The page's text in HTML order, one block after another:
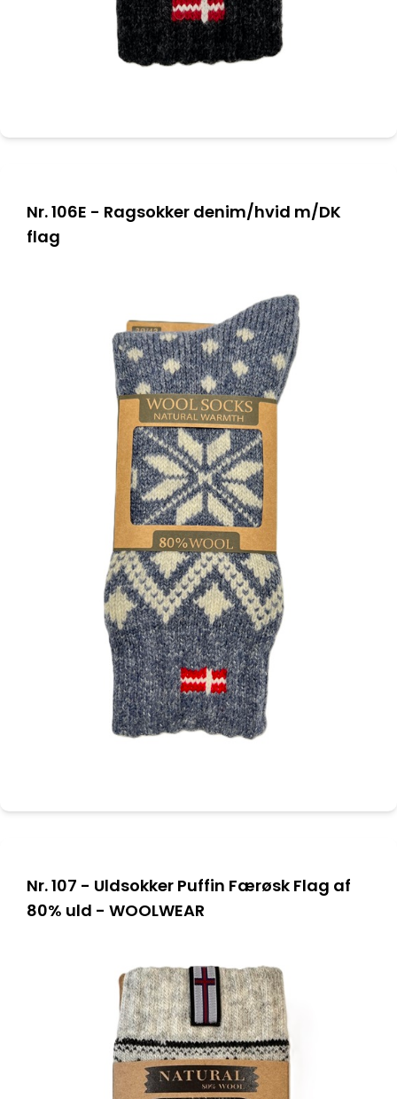
Nr. 106E - Ragsokker denim/hvid m/DK
flag
Nr. 107 - Uldsokker Puffin Færøsk Flag af
80% uld - WOOLWEAR